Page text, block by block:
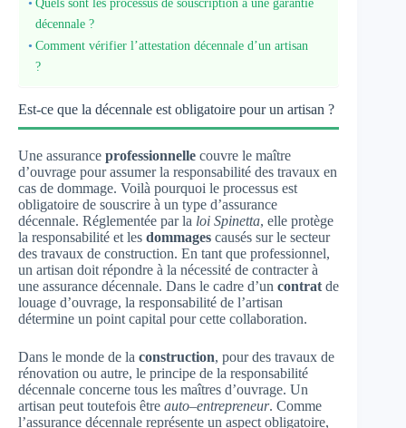
décennale ?
Comment vérifier l’attestation décennale d’un artisan
?
Est-ce que la décennale est obligatoire pour un artisan ?
Une assurance professionnelle couvre le maître
d’ouvrage pour assumer la responsabilité des travaux en
cas de dommage. Voilà pourquoi le processus est
obligatoire de souscrire à un type d’assurance
décennale. Réglementée par la loi Spinetta, elle protège
la responsabilité et les dommages causés sur le secteur
des travaux de construction. En tant que professionnel,
un artisan doit répondre à la nécessité de contracter à
une assurance décennale. Dans le cadre d’un contrat de
louage d’ouvrage, la responsabilité de l’artisan
détermine un point capital pour cette collaboration.
Dans le monde de la construction, pour des travaux de
rénovation ou autre, le principe de la responsabilité
décennale concerne tous les maîtres d’ouvrage. Un
artisan peut toutefois être auto–entrepreneur. Comme
l’assurance décennale représente un aspect obligatoire,